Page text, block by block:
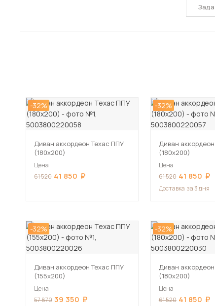
-32%
Диван аккордеон Техас ППУ
(180х200)
Цена
61 520 41 850
-32%
Диван
(180х200)
Цена
61 520 41 850
Доставка за 3 дня
-32%
Диван аккордеон Техас ППУ
(155х200)
Цена
57 870 39 350
-32%
Диван
(180х200)
Цена
61 520 41 850